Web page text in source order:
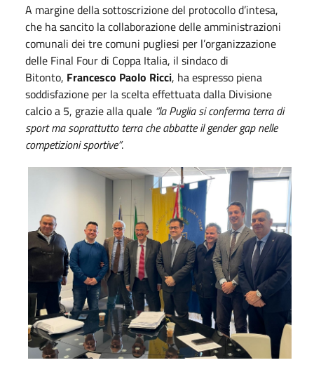
A margine della sottoscrizione del protocollo d’intesa,
che ha sancito la collaborazione delle amministrazioni
comunali dei tre comuni pugliesi per l’organizzazione
delle Final Four di Coppa Italia, il sindaco di
Bitonto, Francesco Paolo Ricci, ha espresso piena
soddisfazione per la scelta effettuata dalla Divisione
calcio a 5, grazie alla quale “la Puglia si conferma terra di
sport ma soprattutto terra che abbatte il gender gap nelle
competizioni sportive”.